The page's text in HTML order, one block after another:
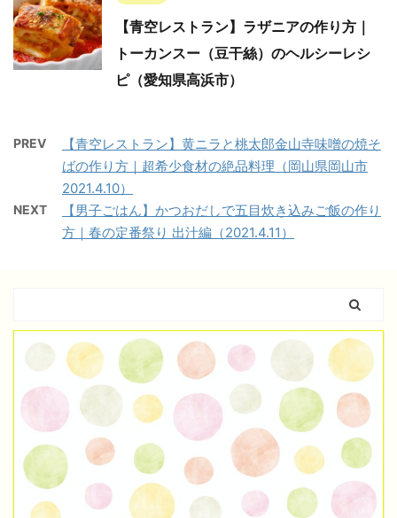
【青空レストラン】ラザニアの作り方｜
トーカンスー（豆干絲）のヘルシーレシ
ピ（愛知県高浜市）
PREV
【青空レストラン】黄ニラと桃太郎金山寺味噌の焼そ
ばの作り方｜超希少食材の絶品料理（岡山県岡山市
2021.4.10）
NEXT
【男子ごはん】かつおだしで五目炊き込みご飯の作り
方｜春の定番祭り 出汁編（2021.4.11）